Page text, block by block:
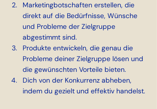
Marketingbotschaften erstellen, die
direkt auf die Bedürfnisse, Wünsche
und Probleme der Zielgruppe
abgestimmt sind.
Produkte entwickeln, die genau die
Probleme deiner Zielgruppe lösen und
die gewünschten Vorteile bieten.
Dich von der Konkurrenz abheben,
indem du gezielt und effektiv handelst.